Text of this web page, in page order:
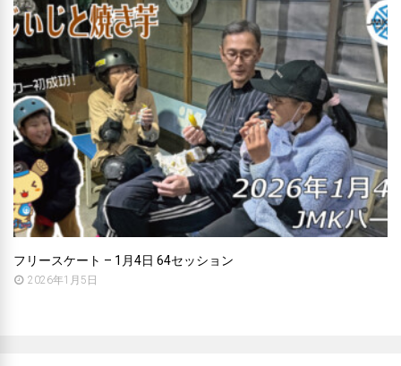
フリースケート – 1月4日 64セッション
2026年1月5日